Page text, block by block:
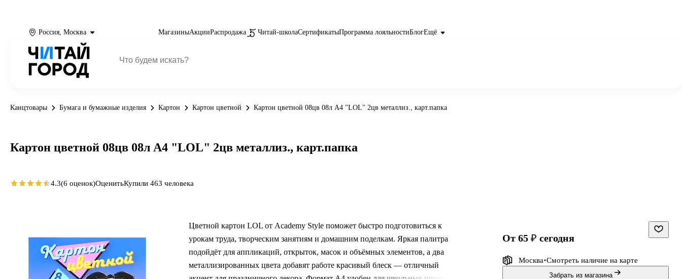
Россия, Москва МагазиныАкцииРаспродажа Читай-школаСертификатыПрограмма лояльностиБлогЕщё
Канцтовары Бумага и бумажные изделия Картон Картон цветной Картон цветной 08цв 08л А4 "LOL" 2цв металлиз., карт.папка
Цветной картон LOL от Academy Style поможет быстро подготовиться к
урокам труда, творческим занятиям и домашним поделкам. Яркая палитра
подойдёт для аппликаций, открыток, масок и объёмных элементов, а два
металлизированных цвета добавят работе красивый блеск — отличный
Картон цветной 08цв 08л А4 "LOL" 2цв металлиз., карт.папка
4.3(6 оценок)ОценитьКупили 463 человека
от 65 ₽ сегодня
Москва Смотреть наличие на карте
Забрать из магазина